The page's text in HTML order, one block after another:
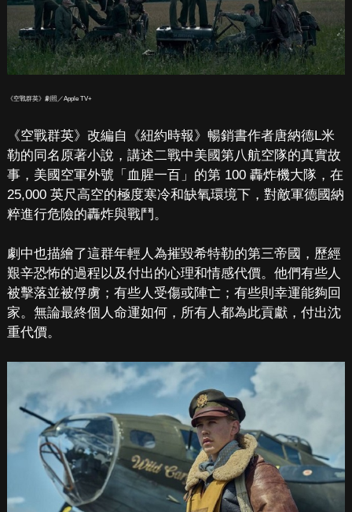
《空戰群英》劇照／Apple TV+
《空戰群英》改編自《紐約時報》暢銷書作者唐納德L米
勒的同名原著小說，講述二戰中美國第八航空隊的真實故
事，美國空軍外號「血腥一百」的第 100 轟炸機大隊，在
25,000 英尺高空的極度寒冷和缺氧環境下，對敵軍德國納
粹進行危險的轟炸與戰鬥。
劇中也描繪了這群年輕人為摧毀希特勒的第三帝國，歷經
艱辛恐怖的過程以及付出的心理和情感代價。他們有些人
被擊落並被俘虜；有些人受傷或陣亡；有些則幸運能夠回
家。無論最終個人命運如何，所有人都為此貢獻，付出沈
重代價。